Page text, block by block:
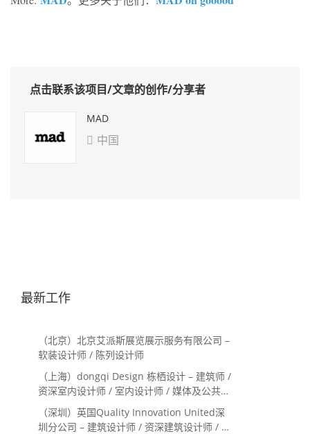
点击联系该项目/文章的创作/分享者
MAD
 中国
最新工作
（北京）北京艾派斯展览展示服务有限公司 –
软装设计师 / 陈列设计师
（上海）dongqi Design 栋栖设计 – 建筑师 /
资深室内设计师 / 室内设计师 / 媒体及公共关
系主管 / 设计实习生（常年招聘）
（深圳）英国Quality Innovation United深
圳分公司 – 建筑设计师 / 资深建筑设计师 / 室